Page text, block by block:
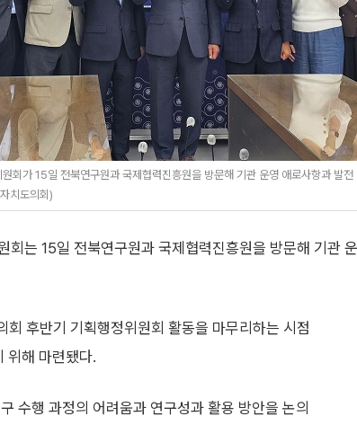
회가 15일 전북연구원과 국제협력진흥원을 방문해 기관 운영 애로사항과 발전
치도의회)
회는 15일 전북연구원과 국제협력진흥원을 방문해 기관
회 후반기 기획행정위원회 활동을 마무리하는 시점
위해 마련됐다.
수행 과정의 어려움과 연구성과 활용 방안을 논의